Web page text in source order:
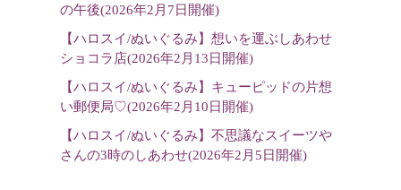
の午後(2026年2月7日開催)
【ハロスイ/ぬいぐるみ】想いを運ぶしあわせ
ショコラ店(2026年2月13日開催)
【ハロスイ/ぬいぐるみ】キューピッドの片想
い郵便局♡(2026年2月10日開催)
【ハロスイ/ぬいぐるみ】不思議なスイーツや
さんの3時のしあわせ(2026年2月5日開催)